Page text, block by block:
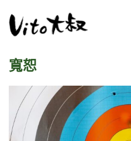
至
寬恕